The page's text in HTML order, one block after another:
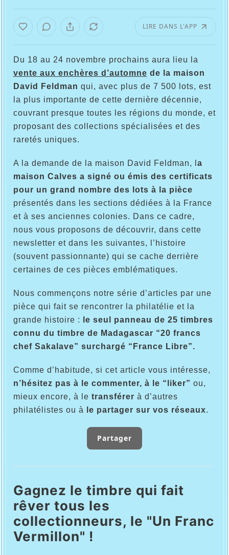
LIRE DANS L'APP
Du 18 au 24 novembre prochains aura lieu la
vente aux enchères d’automne de la maison
David Feldman qui, avec plus de 7 500 lots, est
la plus importante de cette dernière décennie,
couvrant presque toutes les régions du monde, et
proposant des collections spécialisées et des
raretés uniques.
A la demande de la maison David Feldman, l a
maison Calves a signé ou émis des certificats
pour un grand nombre des lots à la pièce
présentés dans les sections dédiées à la France
et à ses anciennes colonies. Dans ce cadre,
nous vous proposons de découvrir, dans cette
newsletter et dans les suivantes, l’histoire
(souvent passionnante) qui se cache derrière
certaines de ces pièces emblématiques.
Nous commençons notre série d’articles par une
pièce qui fait se rencontrer la philatélie et la
grande histoire :
le seul panneau de 25 timbres
connu du timbre de Madagascar “20 francs
chef Sakalave” surchargé “France Libre”.
Comme d’habitude, si cet article vous intéresse,
n’hésitez pas à le commenter, à le “liker” ou,
mieux encore, à le transférer à d’autres
philatélistes ou à
le partager sur vos réseaux.
Partager
Gagnez le timbre qui fait
rêver tous les
collectionneurs, le "Un Franc
Vermillon" !